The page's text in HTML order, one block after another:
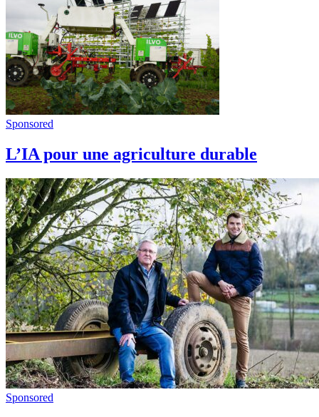
Sponsored
L’IA pour une agriculture durable
Sponsored